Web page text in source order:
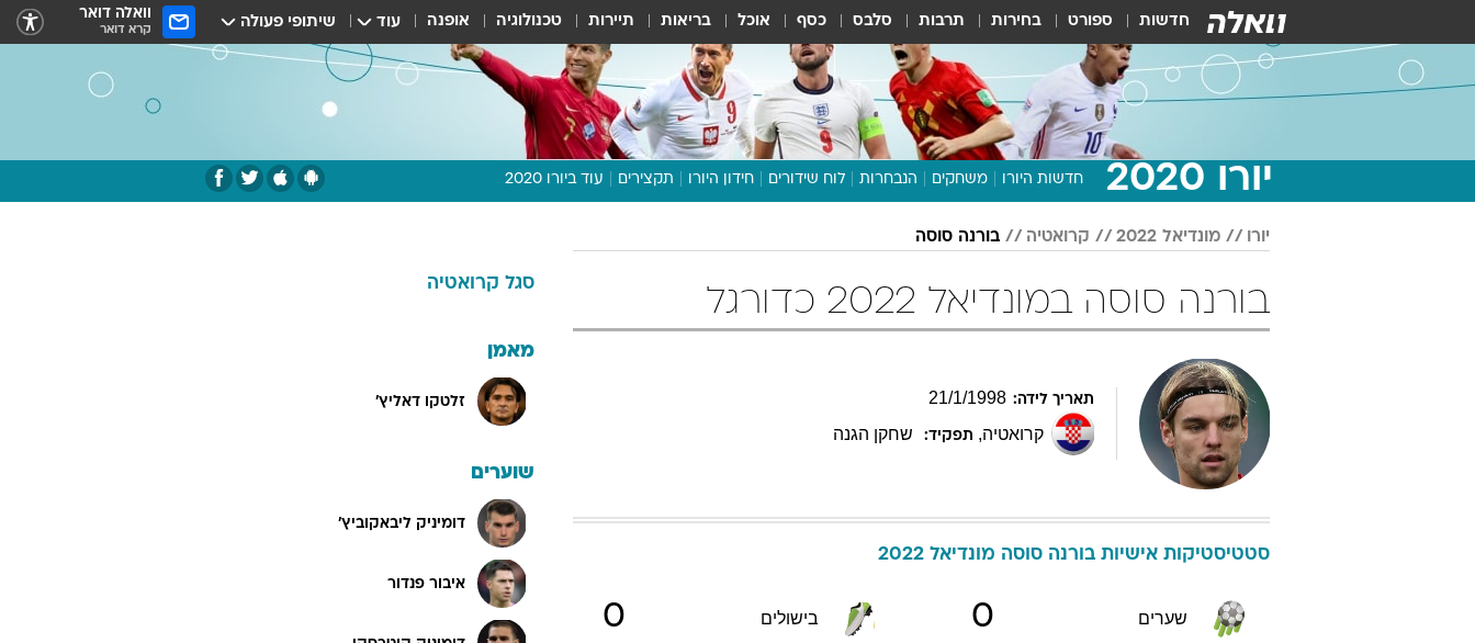
חדשות ספורט בחירות תרבות סלבס כסף אוכל בריאות תיירות טכנולוגיה אופנה עוד שיתופי פעולה וואלה דואר
קרא דואר
יורו 2020 חדשות היורו משחקים הנבחרות לוח שידורים חידון היורו תקצירים עוד ביורו 2020
תכנית היורו
דעות ופרשנויות
יורו מונדיאל 2022 קרואטיה בורנה סוסה
בורנה סוסה במונדיאל 2022 כדורגל
תאריך לידה: 21/1/1998
קרואטיה, תפקיד: שחקן הגנה
סטטיסטיקות אישיות בורנה סוסה מונדיאל 2022
שערים 0 בישולים 0
סגל קרואטיה
מאמן
זלטקו דאליץ'
שוערים
דומיניק ליבאקוביץ'
איבור פנדור